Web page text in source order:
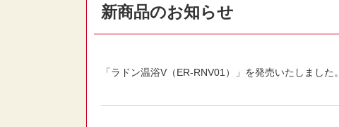
新商品のお知らせ
「ラドン温浴V（ER-RNV01）」を発売いたしました。